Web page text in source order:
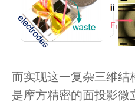
而实现这一复杂三维结
是摩方精密的面投影微